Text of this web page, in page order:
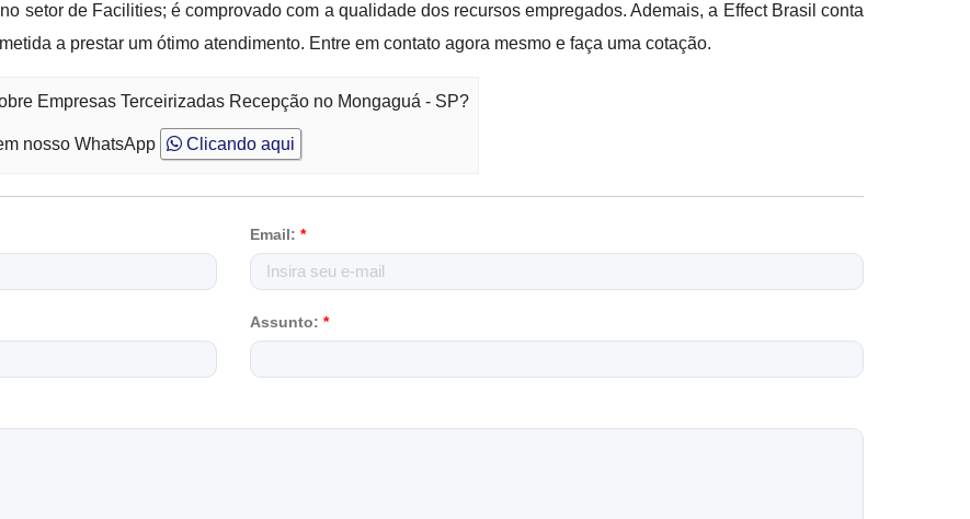
setor de Facilities; é comprovado com a qualidade dos recursos empregados. Ademais, a Effect Brasil conta
a prestar um ótimo atendimento. Entre em contato agora mesmo e faça uma cotação.
Empresas Terceirizadas Recepção no Mongaguá - SP?
nosso WhatsApp Clicando aqui
Email: *
Assunto: *